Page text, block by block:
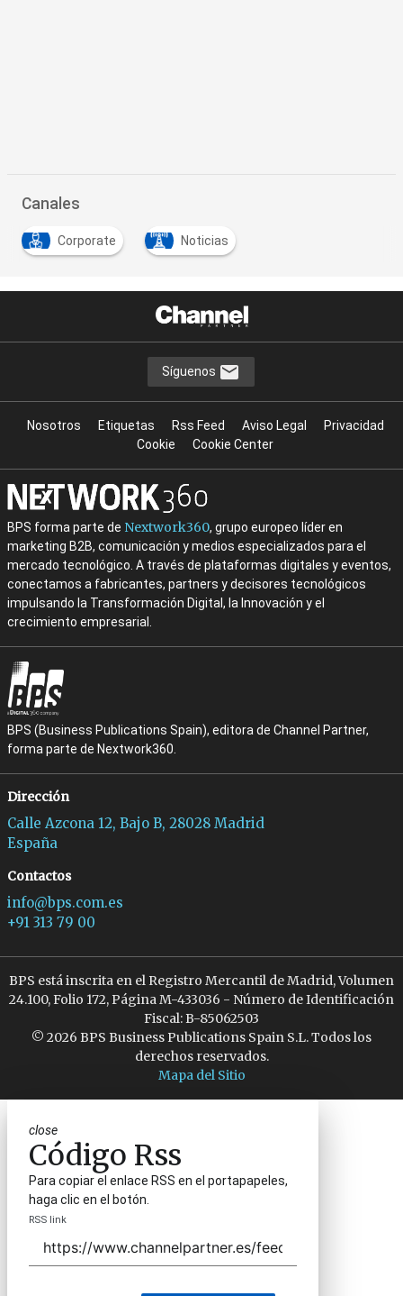
Canales
Corporate Noticias
Síguenos
Nosotros Etiquetas Rss Feed Aviso Legal
Privacidad
Cookie
Cookie Center
BPS forma parte de Nextwork360, grupo europeo líder en
marketing B2B, comunicación y medios especializados para el
mercado tecnológico. A través de plataformas digitales y eventos,
conectamos a fabricantes, partners y decisores tecnológicos
impulsando la Transformación Digital, la Innovación y el
crecimiento empresarial.
BPS (Business Publications Spain), editora de Channel Partner,
forma parte de Nextwork360.
Dirección
Calle Azcona 12, Bajo B, 28028 Madrid
España
Contactos
info@bps.com.es
+91 313 79 00
BPS está inscrita en el Registro Mercantil de Madrid, Volumen
24.100, Folio 172, Página M-433036 - Número de Identificación
Fiscal: B-85062503
© 2026 BPS Business Publications Spain S.L. Todos los
derechos reservados.
Mapa del Sitio
close
Código Rss
Para copiar el enlace RSS en el portapapeles,
haga clic en el botón.
RSS link